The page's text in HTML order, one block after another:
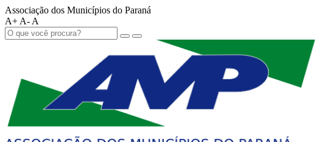
Associação dos Municípios do Paraná
A+ A- A